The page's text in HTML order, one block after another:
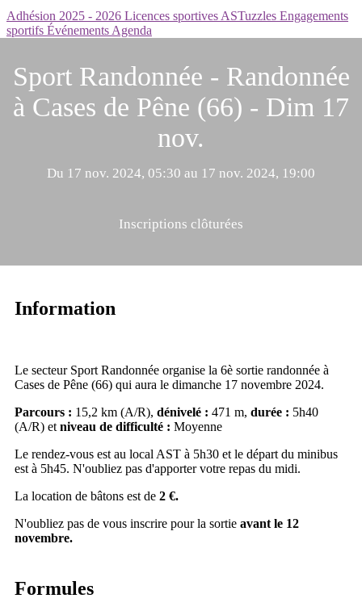
Adhésion 2025 - 2026 Licences sportives ASTuzzles Engagements
sportifs Événements Agenda
Sport Randonnée - Randonnée
à Cases de Pêne (66) - Dim 17
nov.
Du 17 nov. 2024, 05:30 au 17 nov. 2024, 19:00
Inscriptions clôturées
Information
Le secteur Sport Randonnée organise la 6è sortie randonnée à
Cases de Pêne (66) qui aura le dimanche 17 novembre 2024.
Parcours : 15,2 km (A/R), dénivelé : 471 m, durée : 5h40
(A/R) et niveau de difficulté : Moyenne
Le rendez-vous est au local AST à 5h30 et le départ du minibus
est à 5h45. N'oubliez pas d'apporter votre repas du midi.
La location de bâtons est de 2 €.
N'oubliez pas de vous inscrire pour la sortie avant le 12
novembre.
Formules